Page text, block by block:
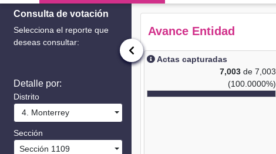
Consulta de votación
Selecciona el reporte que
deseas consultar:
Detalle por:
Distrito
4. Monterrey
Sección
Sección 1109
Avance Entidad
Actas capturadas
7,003 de 7,003
(100.0000%)